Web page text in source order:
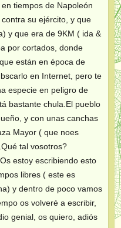
tiempos de Napoleón
su ejército, y que
y que era de 9KM ( ida &
por cortados, donde
están en época de
en Internet, pero te
especie en peligro de
bastante chula.El pueblo
y con unas canchas
Mayor ( que noes
tal vosotros?
estoy escribiendo esto
libres ( este es
y dentro de poco vamos
os volveré a escribir,
genial, os quiero, adiós